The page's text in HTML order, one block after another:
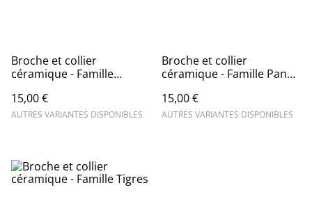
Broche et collier
céramique - Famille
15,00 €
AUTRES VARIANTES DISPONIBLES
Broche et collier
céramique - Famille Panda
15,00 €
AUTRES VARIANTES DISPONIBLES